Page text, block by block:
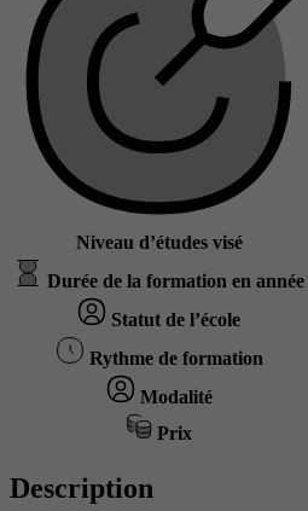
Niveau d’études visé
Durée de la formation en année
Statut de l’école
Rythme de formation
Modalité
Prix
Description